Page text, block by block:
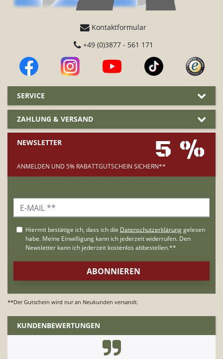
Kontaktformular
+49 (0)3877 - 561 171
SERVICE
ZAHLUNG & VERSAND
NEWSLETTER 5 %
ANMELDEN UND 5% RABATTGUTSCHEIN SICHERN**
**Der Gutschein wird nur an Neukunden versandt.
KUNDENBEWERTUNGEN